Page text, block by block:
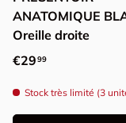
ANATOMIQUE
Oreille droite
Prix habituel
€2999
Stock très limité (3